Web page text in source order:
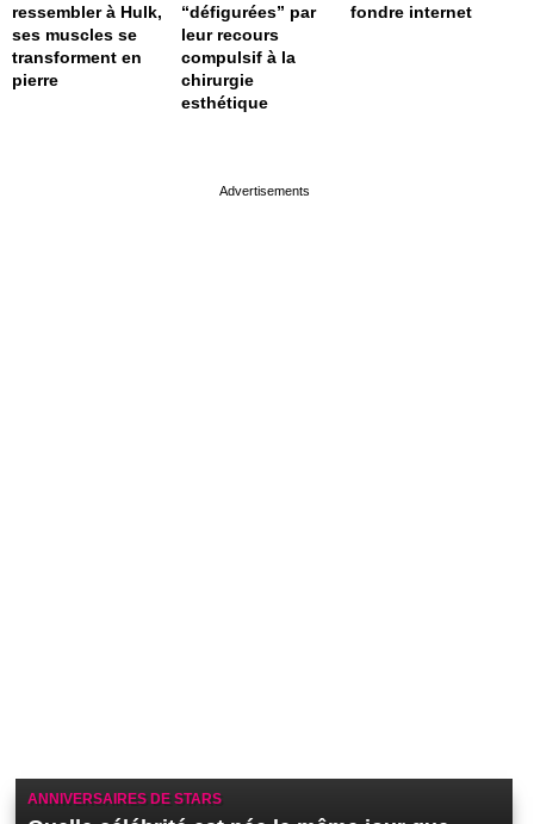
ressembler à Hulk,
ses muscles se
transforment en
pierre
“défigurées” par
leur recours
compulsif à la
chirurgie
esthétique
fondre internet
ANNIVERSAIRES DE STARS